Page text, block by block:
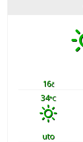
16č
34°C
uto